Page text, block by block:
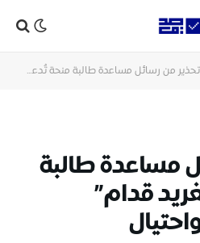
تحذير من رسائل مساعدة طالبة منحة تُدعى “تغريد قدام” محاولات نصب واحتيال
مساعدة طالبة
قدام”